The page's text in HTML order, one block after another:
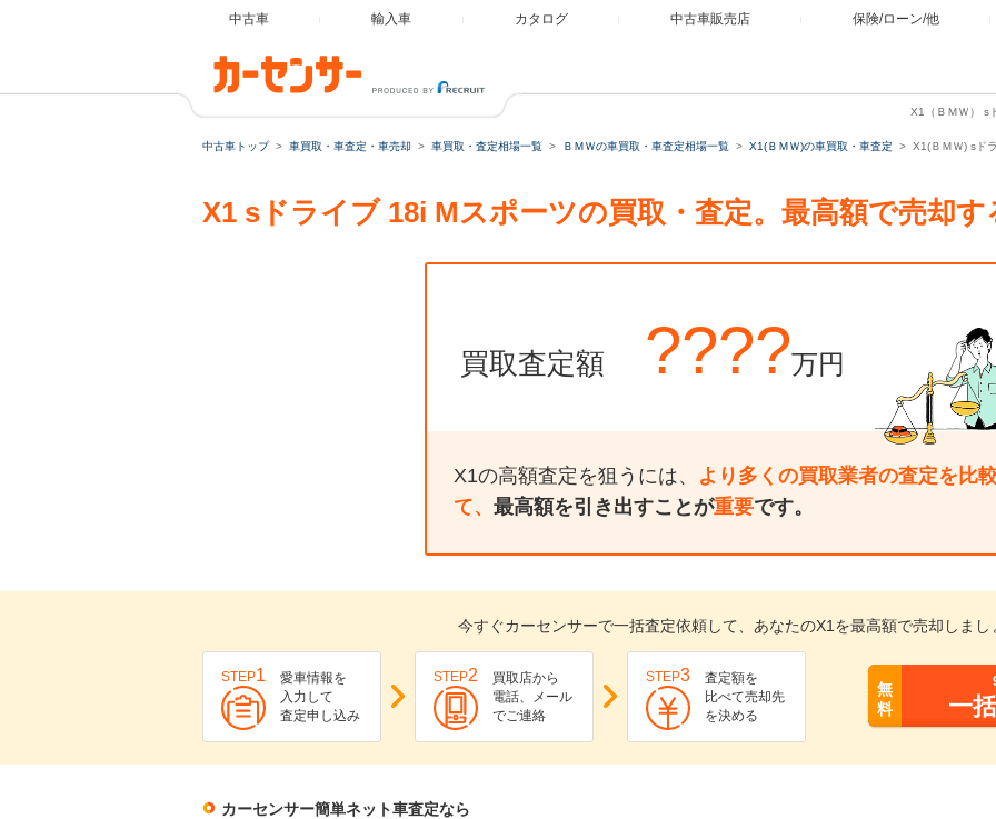
中古車 輸入車 カタログ 中古車販売店 保険/ローン/他
X1（ＢＭＷ） s
中古車トップ 車買取・車査定・車売却 車買取・査定相場一覧 ＢＭＷの車買取・車査定相場一覧 X1(ＢＭＷ)の車買取・車査定 X1(ＢＭＷ) sド
X1 sドライブ 18i Mスポーツの買取・査定。最高額で売却す
買取査定額 ????万円
X1の高額査定を狙うには、 より多くの買取業者の査定を比
て、 最高額を引き出すことが重要です。
今すぐカーセンサーで一括査定依頼して、あなたのX1を最高額で売却しまし
STEP1
愛車情報を
入力して
査定申し込み
STEP2
買取店から
電話、メール
でご連絡
STEP3
査定額を
比べて売却先
を決める
無
料
一
カーセンサー簡単ネット車査定なら